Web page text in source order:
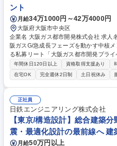
ント
月給34万1000円～42万4000円
大阪府大阪市中央区
企業名 大阪ガス都市開発株式会社 求人名 【大阪/私募リート財務・IR】大
阪ガスG/急成長フェーズを動かす中核メンバー 仕事の内容 当
る私募リート「大阪ガス都市開発プラ
て、財務・IR関連業務をご担当いただ
市開発アセットマネジメントに出向となります。 ■エクイテ
ンアレンジメント ■投資法人の資金計画
向け開示資料作成およびIR活動全般 ■
績管理・資金繰り管理 ■投資法人の役員会
職種 【大阪/私募リート財務・IR】大阪
核メンバー
年間休日120日以上 資格取得支援あり
在宅OK
完全週休2日制 土日祝休み
正社員
日鉄エンジニアリング株式会社
【東京/構造設計】総合建築
震・最適化設計の最前線へ 建
月給50万円以上